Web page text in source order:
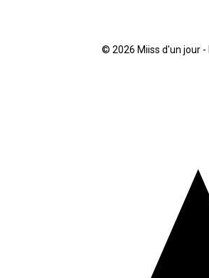
© 2026 Miiss d'un jour -